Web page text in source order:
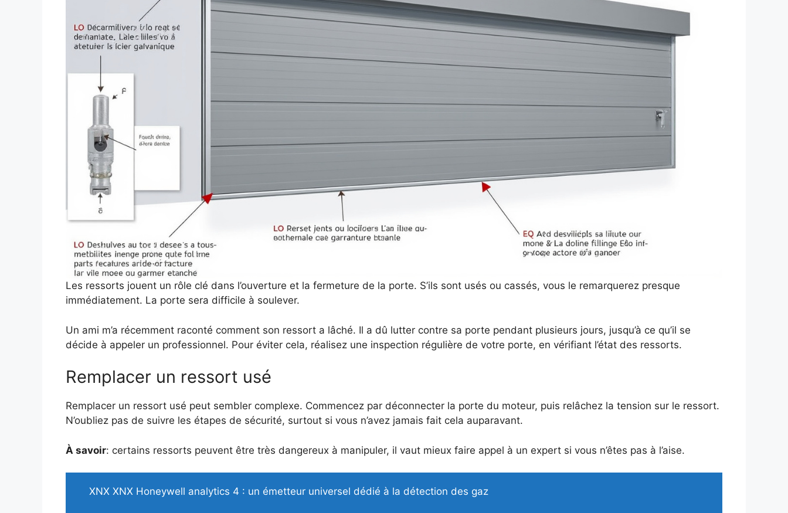
Les ressorts jouent un rôle clé dans l’ouverture et la fermeture de la porte. S’ils sont usés ou cassés, vous le remarquerez presque
immédiatement. La porte sera difficile à soulever.
Un ami m’a récemment raconté comment son ressort a lâché. Il a dû lutter contre sa porte pendant plusieurs jours, jusqu’à ce qu’il se
décide à appeler un professionnel. Pour éviter cela, réalisez une inspection régulière de votre porte, en vérifiant l’état des ressorts.
Remplacer un ressort usé
Remplacer un ressort usé peut sembler complexe. Commencez par déconnecter la porte du moteur, puis relâchez la tension sur le ressort.
N’oubliez pas de suivre les étapes de sécurité, surtout si vous n’avez jamais fait cela auparavant.
À savoir: certains ressorts peuvent être très dangereux à manipuler, il vaut mieux faire appel à un expert si vous n’êtes pas à l’aise.
XNX XNX Honeywell analytics 4 : un émetteur universel dédié à la détection des gaz